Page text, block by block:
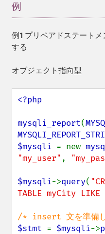
例
例1 プリペアドステート
する
オブジェクト指向型
<?php
mysqli_report(
$mysqli = new
"my_user" ,
$mysqli->query(
TABLE myCity
$stmt = $mysqli->